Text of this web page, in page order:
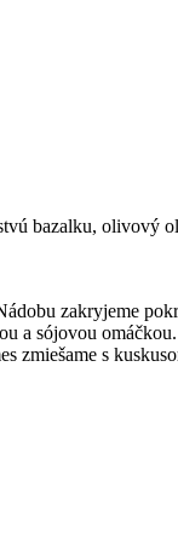
bazalku, olivový
zakryjeme
a sójovou
zmiešame s